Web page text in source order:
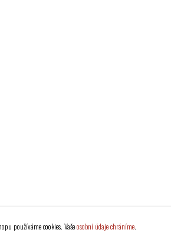
používáme cookies. Vašeosobní údaje chráníme.